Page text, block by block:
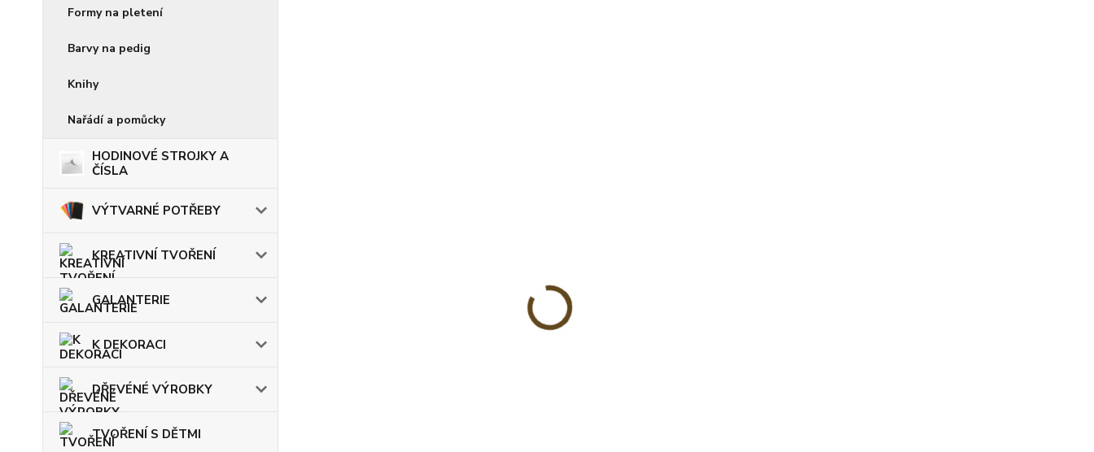
Formy na pletení
Barvy na pedig
Knihy
Nařádí a pomůcky
HODINOVÉ STROJKY A
ČÍSLA
VÝTVARNÉ POTŘEBY
KREATIVNÍ TVOŘENÍ
GALANTERIE
K DEKORACI
DŘEVÉNÉ VÝROBKY
TVOŘENÍ S DĚTMI